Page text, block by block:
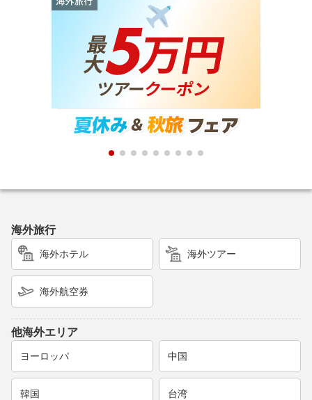
海外旅行
海外ホテル 海外ツアー
海外航空券
他海外エリア
ヨーロッパ 中国
韓国 台湾